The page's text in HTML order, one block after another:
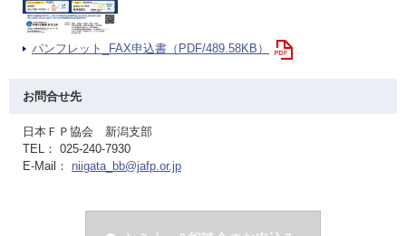
パンフレット_FAX申込書（PDF/489.58KB）
お問合せ先
日本ＦＰ協会 新潟支部
TEL： 025-240-7930
E-Mail： niigata_bb@jafp.or.jp